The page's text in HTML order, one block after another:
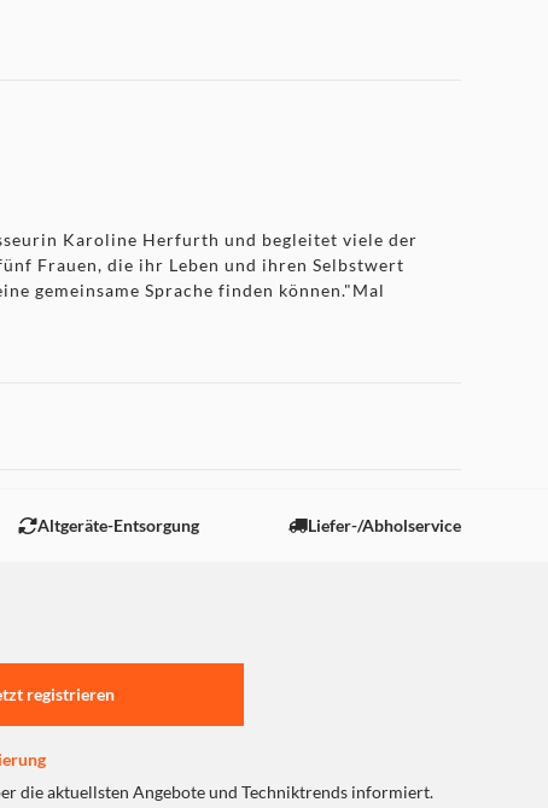
Karoline Herfurth und begleitet viele der
Frauen, die ihr Leben und ihren Selbstwert
gemeinsame Sprache finden können."Mal
Altgeräte-Entsorgung Liefer-/Abholservice
registrieren
die aktuellsten Angebote und Techniktrends informiert.